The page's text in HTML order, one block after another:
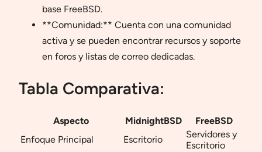
base FreeBSD.
**Comunidad:** Cuenta con una comunidad
activa y se pueden encontrar recursos y soporte
en foros y listas de correo dedicadas.
Tabla Comparativa:
Aspecto MidnightBSD
FreeBSD
Enfoque Principal
Escritorio
Servidores y
Escritorio